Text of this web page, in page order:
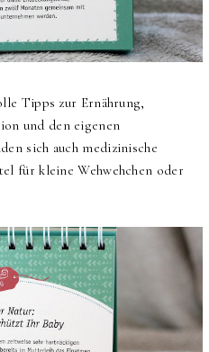
Tipps zur Ernährung,
und den eigenen
sich auch medizinische
für kleine Wehwehchen oder